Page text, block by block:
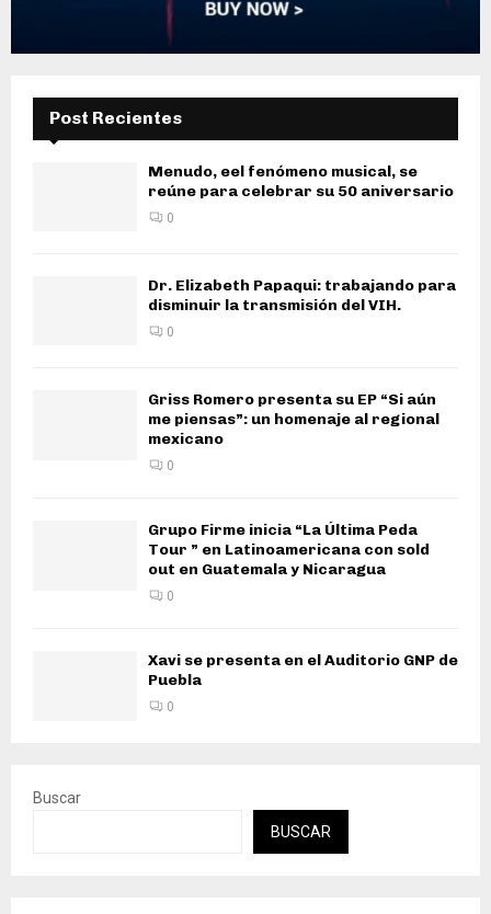
Post Recientes
Menudo, eel fenómeno musical, se
reúne para celebrar su 50 aniversario
0
Dr. Elizabeth Papaqui: trabajando para
disminuir la transmisión del VIH.
0
Griss Romero presenta su EP “Si aún
me piensas”: un homenaje al regional
mexicano
0
Grupo Firme inicia “La Última Peda
Tour ” en Latinoamericana con sold
out en Guatemala y Nicaragua
0
Xavi se presenta en el Auditorio GNP de
Puebla
0
Buscar
BUSCAR